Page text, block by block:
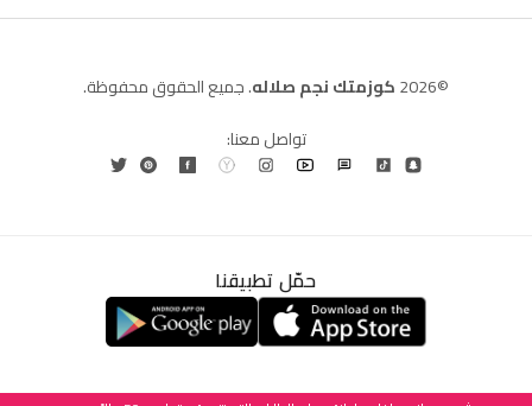
©2026 كوزمتك نجم صلاله. جميع الحقوق محفوظة.
تواصل معنا:
حمّل تطبيقنا